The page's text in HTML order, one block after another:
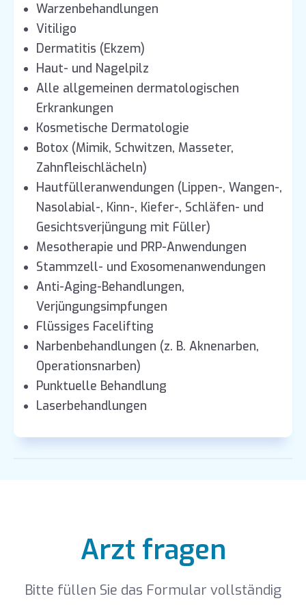
Warzenbehandlungen
Vitiligo
Dermatitis (Ekzem)
Haut- und Nagelpilz
Alle allgemeinen dermatologischen
Erkrankungen
Kosmetische Dermatologie
Botox (Mimik, Schwitzen, Masseter,
Zahnfleischlächeln)
Hautfülleranwendungen (Lippen-, Wangen-,
Nasolabial-, Kinn-, Kiefer-, Schläfen- und
Gesichtsverjüngung mit Füller)
Mesotherapie und PRP-Anwendungen
Stammzell- und Exosomenanwendungen
Anti-Aging-Behandlungen,
Verjüngungsimpfungen
Flüssiges Facelifting
Narbenbehandlungen (z. B. Aknenarben,
Operationsnarben)
Punktuelle Behandlung
Laserbehandlungen
Arzt fragen
Bitte füllen Sie das Formular vollständig